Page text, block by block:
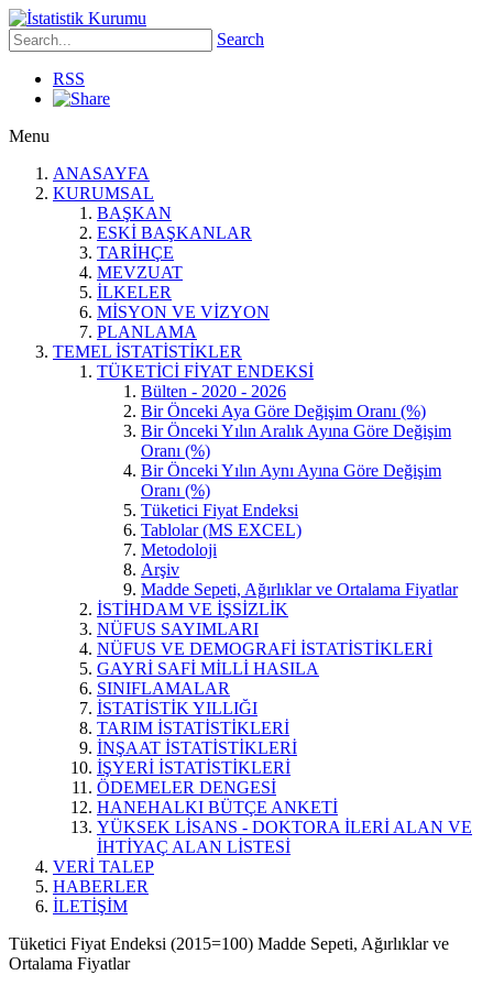
Search
RSS
Menu
ANASAYFA
KURUMSAL
BAŞKAN
ESKİ BAŞKANLAR
TARİHÇE
MEVZUAT
İLKELER
MİSYON VE VİZYON
PLANLAMA
TEMEL İSTATİSTİKLER
TÜKETİCİ FİYAT ENDEKSİ
Bülten - 2020 - 2026
Bir Önceki Aya Göre Değişim Oranı (%)
Bir Önceki Yılın Aralık Ayına Göre Değişim
Oranı (%)
Bir Önceki Yılın Aynı Ayına Göre Değişim
Oranı (%)
Tüketici Fiyat Endeksi
Tablolar (MS EXCEL)
Metodoloji
Arşiv
Madde Sepeti, Ağırlıklar ve Ortalama Fiyatlar
İSTİHDAM VE İŞSİZLİK
NÜFUS SAYIMLARI
NÜFUS VE DEMOGRAFİ İSTATİSTİKLERİ
GAYRİ SAFİ MİLLİ HASILA
SINIFLAMALAR
İSTATİSTİK YILLIĞI
TARIM İSTATİSTİKLERİ
İNŞAAT İSTATİSTİKLERİ
İŞYERİ İSTATİSTİKLERİ
ÖDEMELER DENGESİ
HANEHALKI BÜTÇE ANKETİ
YÜKSEK LİSANS - DOKTORA İLERİ ALAN VE
İHTİYAÇ ALAN LİSTESİ
VERİ TALEP
HABERLER
İLETİŞİM
Tüketici Fiyat Endeksi (2015=100) Madde Sepeti, Ağırlıklar ve
Ortalama Fiyatlar